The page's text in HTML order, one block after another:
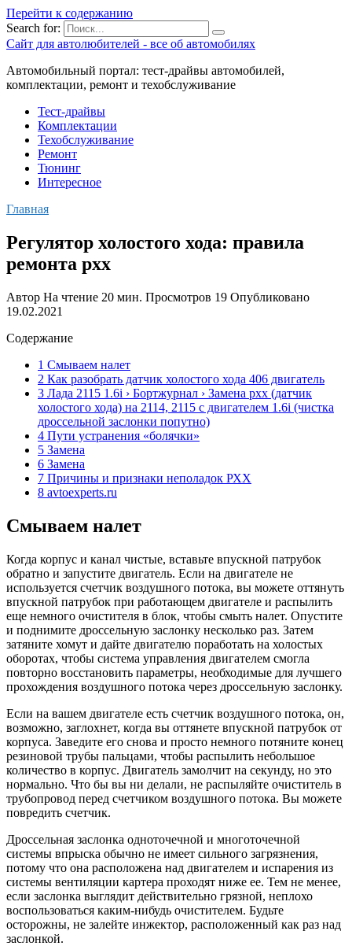
Перейти к содержанию
Search for:
Сайт для автолюбителей - все об автомобилях
Автомобильный портал: тест-драйвы автомобилей,
комплектации, ремонт и техобслуживание
Тест-драйвы
Комплектации
Техобслуживание
Ремонт
Тюнинг
Интересное
Главная
Регулятор холостого хода: правила
ремонта рхх
Автор На чтение 20 мин. Просмотров 19 Опубликовано
19.02.2021
Содержание
1 Смываем налет
2 Как разобрать датчик холостого хода 406 двигатель
3 Лада 2115 1.6i › Бортжурнал › Замена рхх (датчик
холостого хода) на 2114, 2115 с двигателем 1.6i (чистка
дроссельной заслонки попутно)
4 Пути устранения «болячки»
5 Замена
6 Замена
7 Причины и признаки неполадок РХХ
8 avtoexperts.ru
Смываем налет
Когда корпус и канал чистые, вставьте впускной патрубок
обратно и запустите двигатель. Если на двигателе не
используется счетчик воздушного потока, вы можете оттянуть
впускной патрубок при работающем двигателе и распылить
еще немного очистителя в блок, чтобы смыть налет. Опустите
и поднимите дроссельную заслонку несколько раз. Затем
затяните хомут и дайте двигателю поработать на холостых
оборотах, чтобы система управления двигателем смогла
повторно восстановить параметры, необходимые для лучшего
прохождения воздушного потока через дроссельную заслонку.
Если на вашем двигателе есть счетчик воздушного потока, он,
возможно, заглохнет, когда вы оттянете впускной патрубок от
корпуса. Заведите его снова и просто немного потяните конец
резиновой трубы пальцами, чтобы распылить небольшое
количество в корпус. Двигатель замолчит на секунду, но это
нормально. Что бы вы ни делали, не распыляйте очиститель в
трубопровод перед счетчиком воздушного потока. Вы можете
повредить счетчик.
Дроссельная заслонка одноточечной и многоточечной
системы впрыска обычно не имеет сильного загрязнения,
потому что она расположена над двигателем и испарения из
системы вентиляции картера проходят ниже ее. Тем не менее,
если заслонка выглядит действительно грязной, неплохо
воспользоваться каким-нибудь очистителем. Будьте
осторожны, не залейте инжектор, расположенный как раз над
заслонкой.